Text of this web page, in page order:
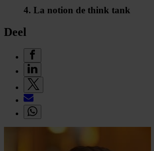
4. La notion de think tank
Deel